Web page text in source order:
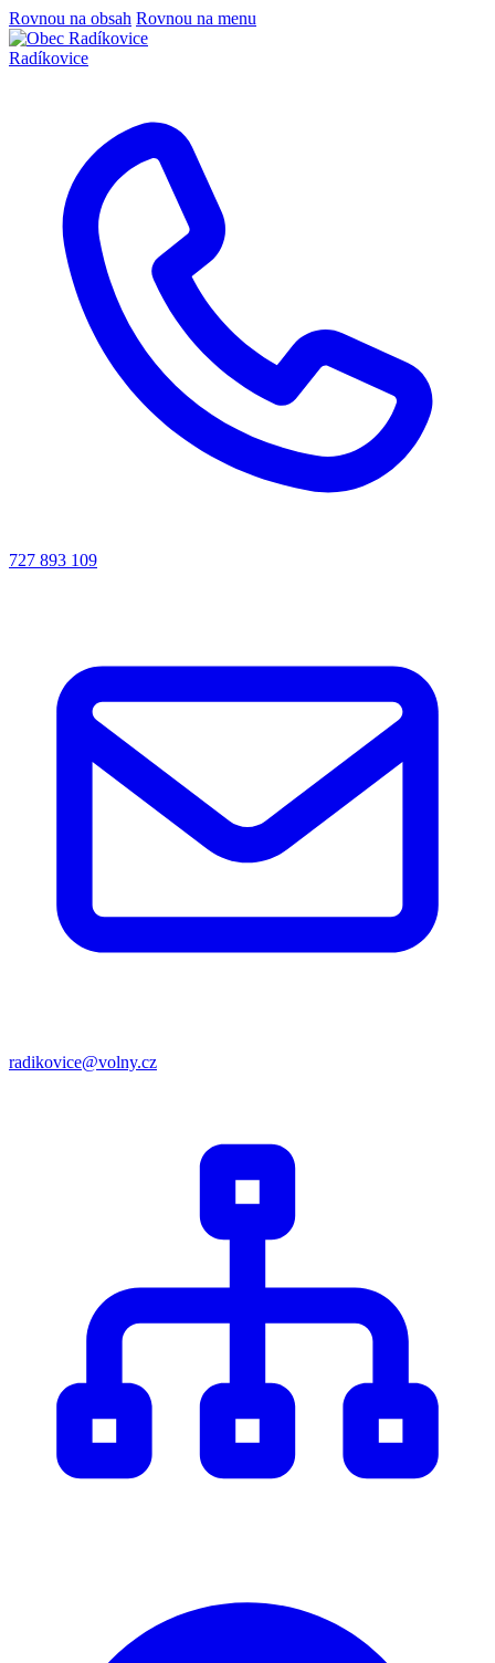
Rovnou na obsah Rovnou na menu
Radíkovice
727 893 109
radikovice@volny.cz